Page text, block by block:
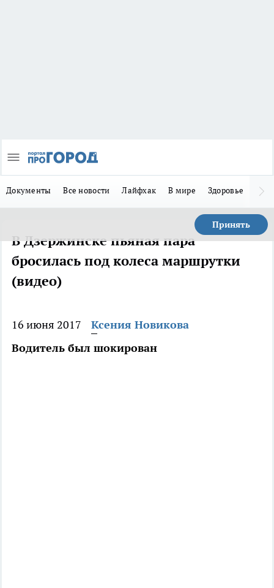
Документы Все новости Лайфхак В мире Здоровье
Принять
В Дзержинске пьяная пара
бросилась под колеса маршрутки
(видео)
16 июня 2017
Ксения Новикова
Водитель был шокирован